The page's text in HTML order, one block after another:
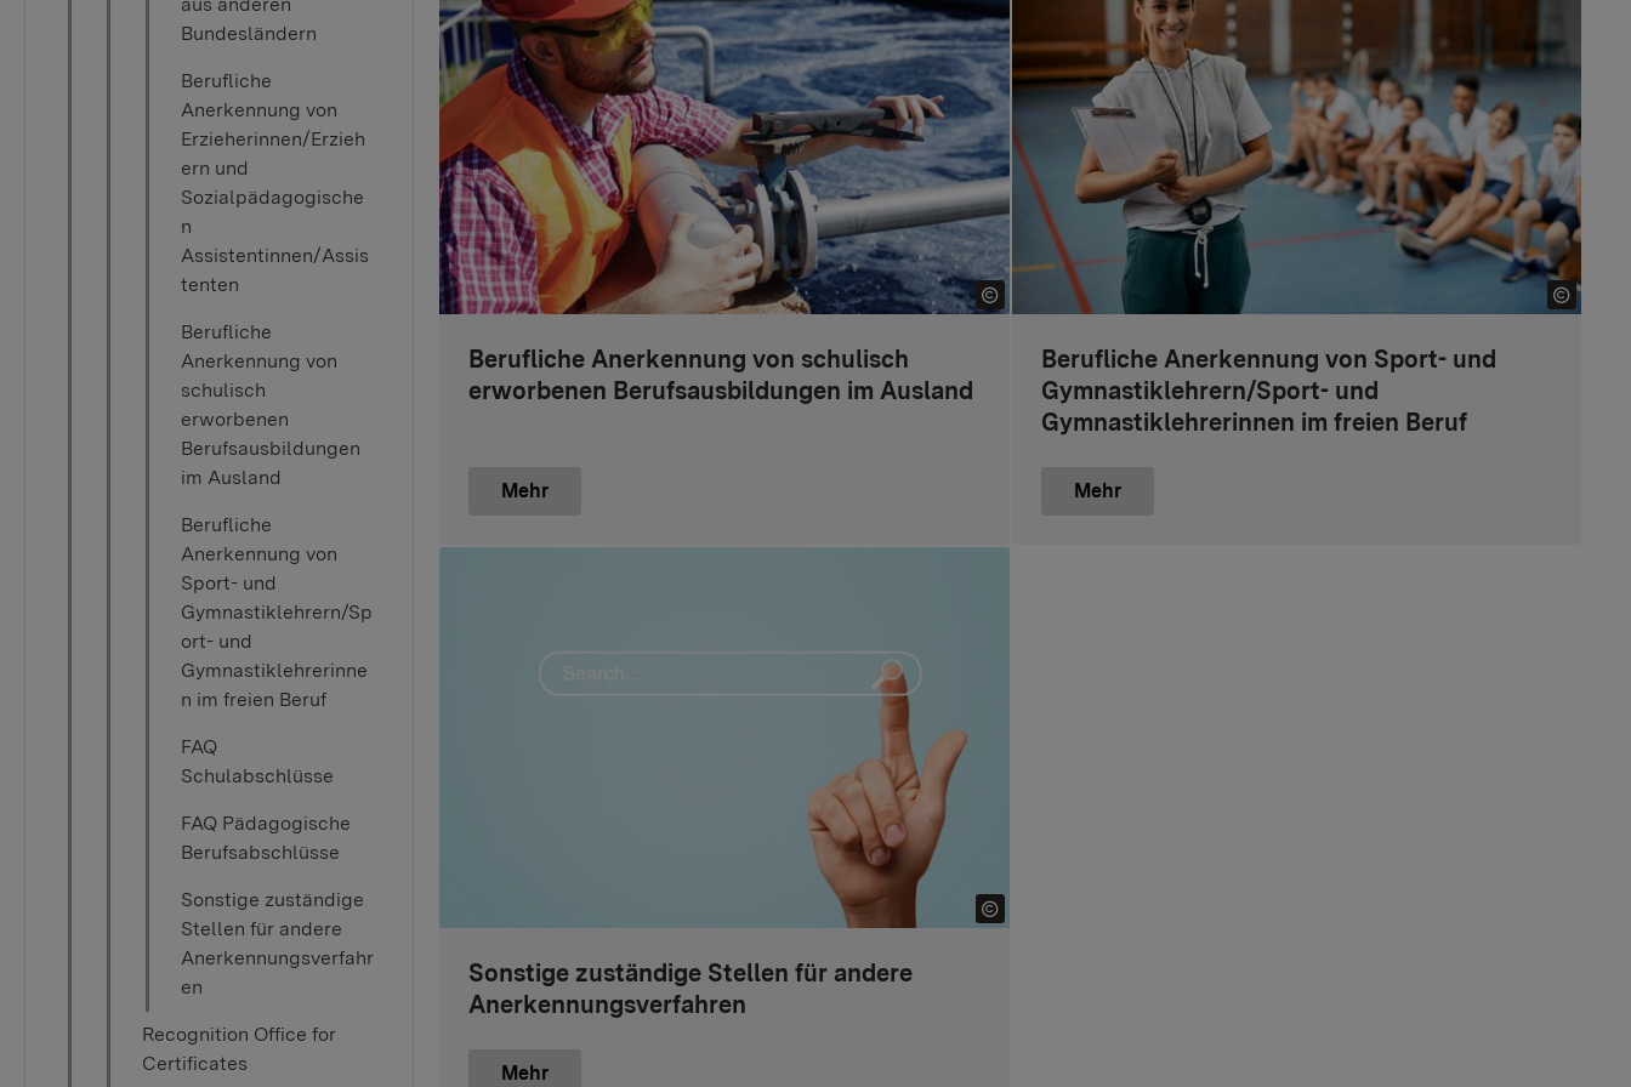
Bundesländern
Berufliche
Anerkennung von
Erzieherinnen/Erzieh
ern und
Sozialpädagogische
n
Assistentinnen/Assis
tenten
Berufliche
Anerkennung von
schulisch
erworbenen
Berufsausbildungen
im Ausland
Berufliche
Anerkennung von
Sport- und
Gymnastiklehrern/Sp
ort- und
Gymnastiklehrerinne
n im freien Beruf
FAQ
Schulabschlüsse
FAQ Pädagogische
Berufsabschlüsse
Sonstige zuständige
Stellen für andere
Anerkennungsverfahr
en
Recognition Office for
Certificates
Berufliche Anerkennung von schulisch
erworbenen Berufsausbildungen im Ausland
Mehr
Berufliche Anerkennung von Sport- und
Gymnastiklehrern/Sport- und
Gymnastiklehrerinnen im freien Beruf
Mehr
Sonstige zuständige Stellen für andere
Anerkennungsverfahren
Mehr